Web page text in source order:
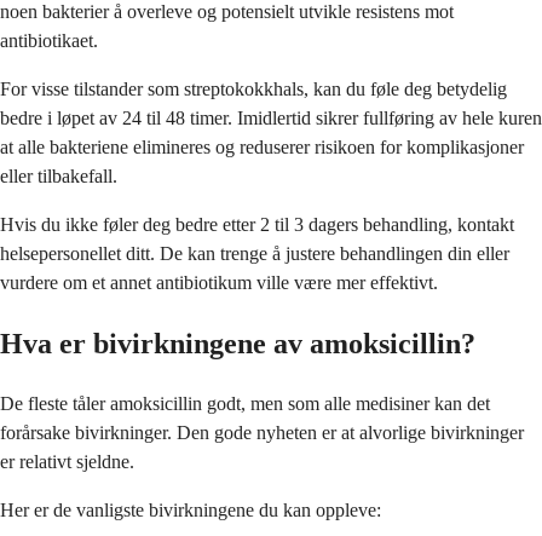
noen bakterier å overleve og potensielt utvikle resistens mot
antibiotikaet.
For visse tilstander som streptokokkhals, kan du føle deg betydelig
bedre i løpet av 24 til 48 timer. Imidlertid sikrer fullføring av hele kuren
at alle bakteriene elimineres og reduserer risikoen for komplikasjoner
eller tilbakefall.
Hvis du ikke føler deg bedre etter 2 til 3 dagers behandling, kontakt
helsepersonellet ditt. De kan trenge å justere behandlingen din eller
vurdere om et annet antibiotikum ville være mer effektivt.
Hva er bivirkningene av amoksicillin?
De fleste tåler amoksicillin godt, men som alle medisiner kan det
forårsake bivirkninger. Den gode nyheten er at alvorlige bivirkninger
er relativt sjeldne.
Her er de vanligste bivirkningene du kan oppleve: